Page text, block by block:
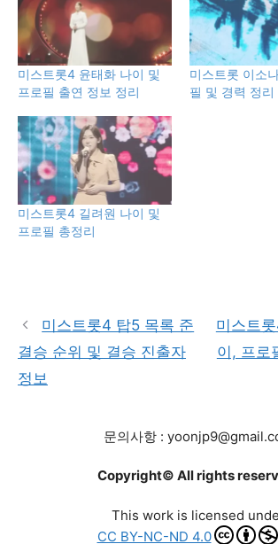
미스트롯4 윤태화 나이 및
프로필 출연 정보 정리
미스트롯 이소
필 및 경력 정리
미스트롯4 길려원 나이 및
프로필 총정리
미스트롯4 탑5 목록 준
결승 순위 및 결승 진출자
정보
미스트
이, 프로
문의사항 :
Copyright© All rights
This work is licensed
CC BY-NC-ND 4.0